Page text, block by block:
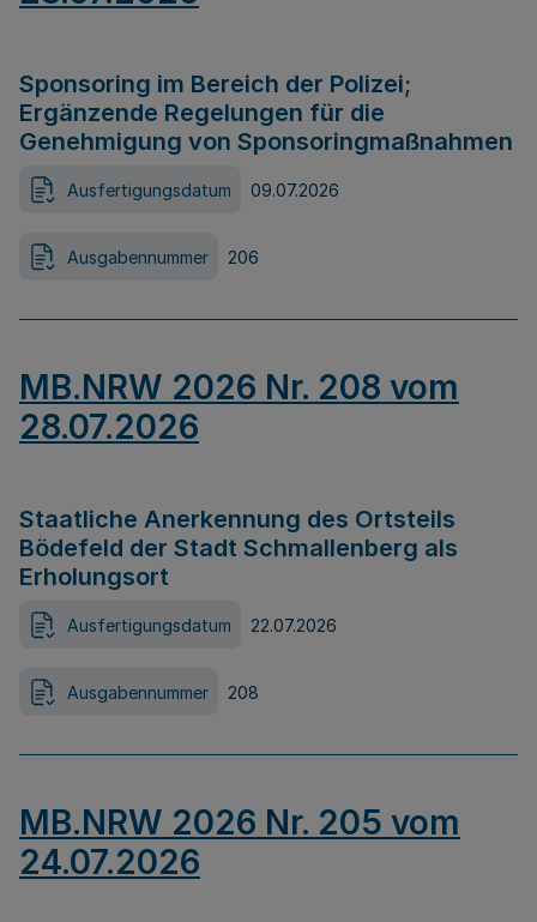
Sponsoring im Bereich der Polizei;
Ergänzende Regelungen für die
Genehmigung von Sponsoringmaßnahmen
Ausfertigungsdatum 09.07.2026
Ausgabennummer 206
MB.NRW 2026 Nr. 208 vom
28.07.2026
Staatliche Anerkennung des Ortsteils
Bödefeld der Stadt Schmallenberg als
Erholungsort
Ausfertigungsdatum 22.07.2026
Ausgabennummer 208
MB.NRW 2026 Nr. 205 vom
24.07.2026